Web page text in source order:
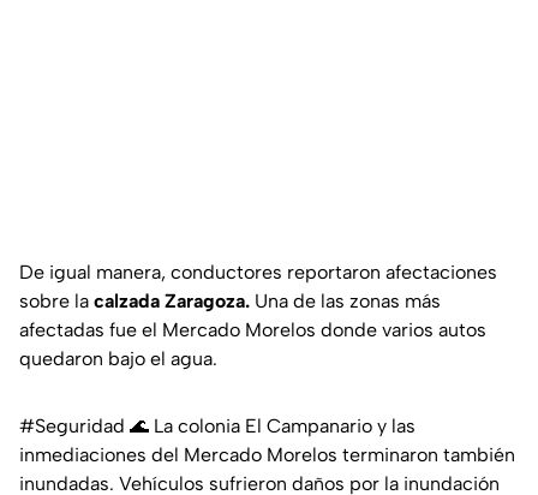
De igual manera, conductores reportaron afectaciones
sobre la calzada Zaragoza. Una de las zonas más
afectadas fue el Mercado Morelos donde varios autos
quedaron bajo el agua.
#Seguridad 🌊 La colonia El Campanario y las
inmediaciones del Mercado Morelos terminaron también
inundadas. Vehículos sufrieron daños por la inundación